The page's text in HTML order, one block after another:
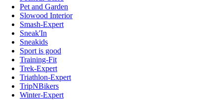
Pet and Garden
Slowood Interior
Smash-Expert
Sneak'In
Sneakids
Sport is good
Training-Fit
Trek-Expert
Triathlon-Expert
TripNBikers
Winter-Expert